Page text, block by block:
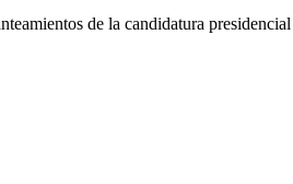
de la candidatura